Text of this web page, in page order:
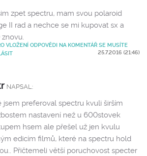
25.7.2016 (21:46)
zpet spectru, mam svou polaroid
II rad a nechce se mi kupovat sx a
VLOŽENÍ ODPOVĚDI NA KOMENTÁŘ SE MUSÍTE
NAPSAL:
jsem preferoval spectru kvuli širším
nastavení než u 600stovek
hsem ale přešel už jen kvulu
edicím filmů, které na spectru hold
Přičtemeli větší poruchovost specter